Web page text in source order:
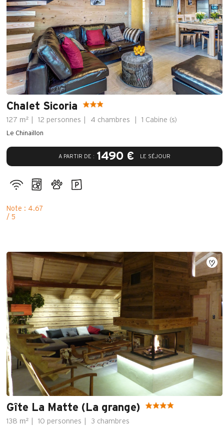
Chalet Sicoria
127 m² 12 personnes 4 chambres 1 Cabine (s)
A PARTIR DE : 1490 € LE SÉJOUR
Le Chinaillon
Note : 4.67
/ 5
Gîte La Matte (La grange)
138 m² 10 personnes 3 chambres